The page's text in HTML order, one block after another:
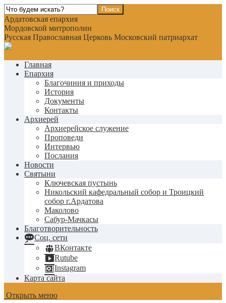
Ардатовская епархия
Мордовской митрополии
Русская Православная Церковь Московский патриархат
Главная
Епархия
Благочиния и приходы
История
Документы
Контакты
Архиерей
Архиерейское служение
Проповеди
Интервью
Послания
Новости
Святыни
Ключевская пустынь
Никольский кафедральный собор и Троицкий
собор г.Ардатова
Маколово
Сабур-Мачкасы
Благотворительность
Соц. сети
ВКонтакте
Rutube
Instagram
Карта сайта
Открыть меню